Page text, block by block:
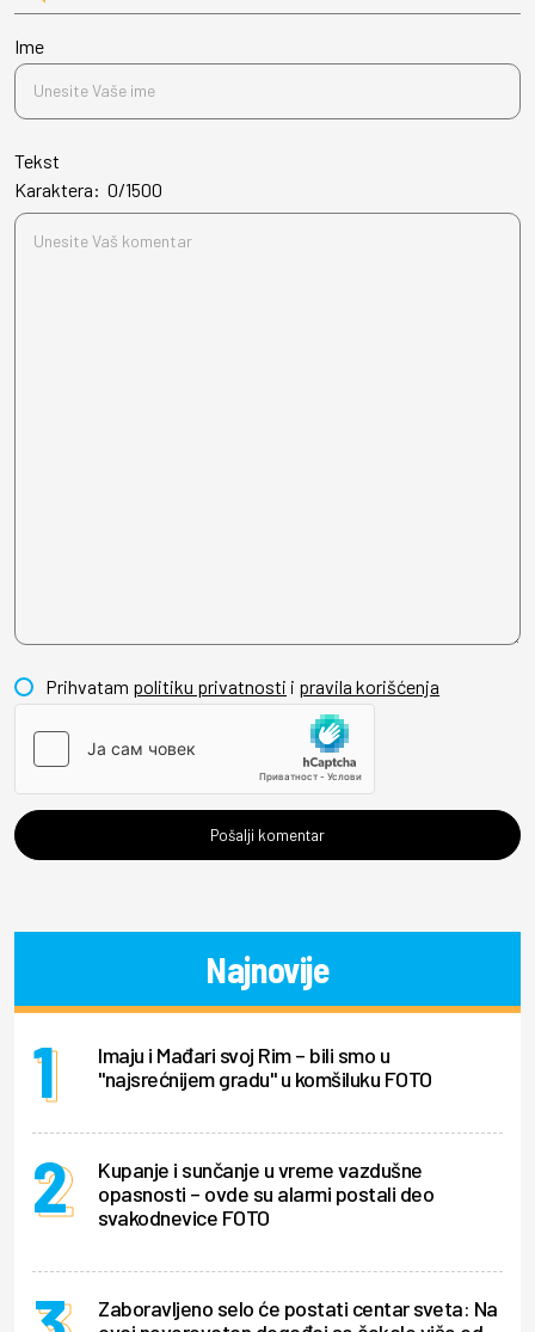
Ime
Tekst
Karaktera: 0/1500
Prihvatam politiku privatnosti i pravila korišćenja
Pošalji komentar
Najnovije
Imaju i Mađari svoj Rim – bili smo u
"najsrećnijem gradu" u komšiluku FOTO
Kupanje i sunčanje u vreme vazdušne
opasnosti – ovde su alarmi postali deo
svakodnevice FOTO
Zaboravljeno selo će postati centar sveta: Na